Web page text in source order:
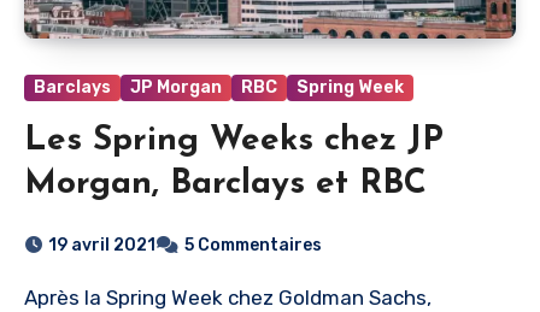
Barclays JP Morgan RBC Spring Week
Les Spring Weeks chez JP
Morgan, Barclays et RBC
19 avril 2021 5 Commentaires
Après la Spring Week chez Goldman Sachs,